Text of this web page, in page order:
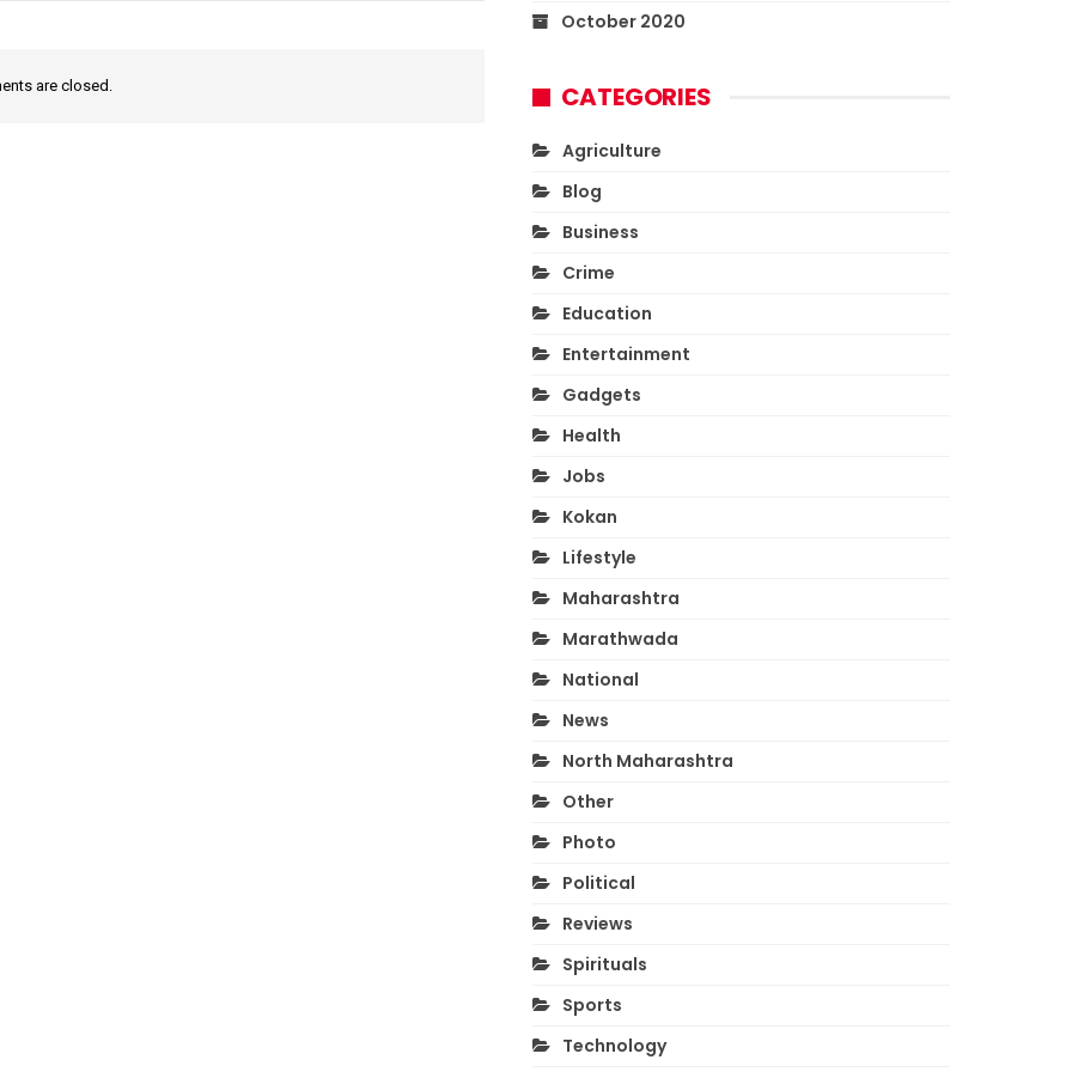
are closed.
October 2020
CATEGORIES
Agriculture
Blog
Business
Crime
Education
Entertainment
Gadgets
Health
Jobs
Kokan
Lifestyle
Maharashtra
Marathwada
National
News
North Maharashtra
Other
Photo
Political
Reviews
Spirituals
Sports
Technology